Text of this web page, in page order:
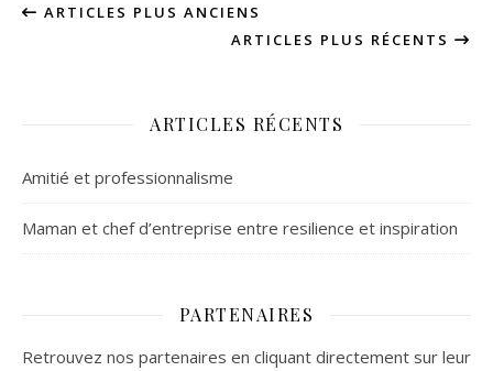
ARTICLES PLUS ANCIENS
ARTICLES PLUS RÉCENTS
ARTICLES RÉCENTS
Amitié et professionnalisme
Maman et chef d’entreprise entre resilience et inspiration
PARTENAIRES
Retrouvez nos partenaires en cliquant directement sur leur